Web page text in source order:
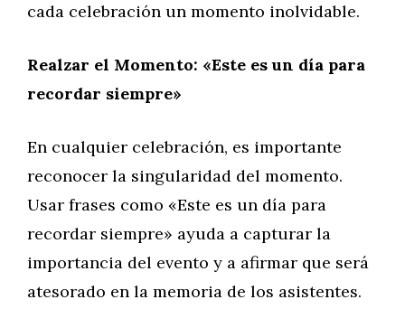
cada celebración un momento inolvidable.
Realzar el Momento: «Este es un día para
recordar siempre»
En cualquier celebración, es importante
reconocer la singularidad del momento.
Usar frases como «Este es un día para
recordar siempre» ayuda a capturar la
importancia del evento y a afirmar que será
atesorado en la memoria de los asistentes.